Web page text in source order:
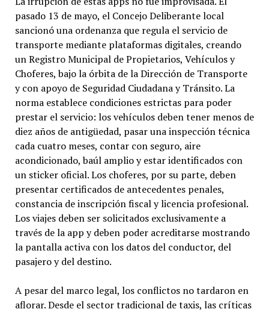
pasado 13 de mayo, el Concejo Deliberante local
sancionó una ordenanza que regula el servicio de
transporte mediante plataformas digitales, creando
un Registro Municipal de Propietarios, Vehículos y
Choferes, bajo la órbita de la Dirección de Transporte
y con apoyo de Seguridad Ciudadana y Tránsito. La
norma establece condiciones estrictas para poder
prestar el servicio: los vehículos deben tener menos de
diez años de antigüedad, pasar una inspección técnica
cada cuatro meses, contar con seguro, aire
acondicionado, baúl amplio y estar identificados con
un sticker oficial. Los choferes, por su parte, deben
presentar certificados de antecedentes penales,
constancia de inscripción fiscal y licencia profesional.
Los viajes deben ser solicitados exclusivamente a
través de la app y deben poder acreditarse mostrando
la pantalla activa con los datos del conductor, del
pasajero y del destino.
A pesar del marco legal, los conflictos no tardaron en
aflorar. Desde el sector tradicional de taxis, las críticas